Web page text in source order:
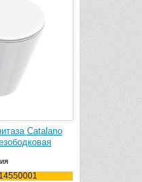
Catalano
Чаша